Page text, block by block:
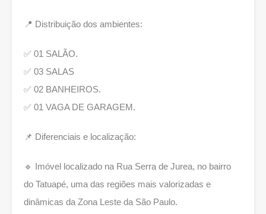
📍 Distribuição dos ambientes:
✅ 01 SALÃO.
✅ 03 SALAS
✅ 02 BANHEIROS.
✅ 01 VAGA DE GARAGEM.
📌 Diferenciais e localização:
🔹 Imóvel localizado na Rua Serra de Jurea, no bairro
do Tatuapé, uma das regiões mais valorizadas e
dinâmicas da Zona Leste da São Paulo.